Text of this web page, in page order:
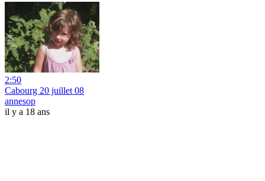
2:50
Cabourg 20 juillet 08
annesop
il y a 18 ans